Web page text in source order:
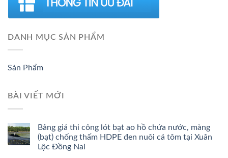
DANH MỤC SẢN PHẨM
Sản Phẩm
BÀI VIẾT MỚI
Bảng giá thi công lót bạt ao hồ chứa nước, màng
(bạt) chống thấm HDPE đen nuôi cá tôm tại Xuân
Lộc Đồng Nai